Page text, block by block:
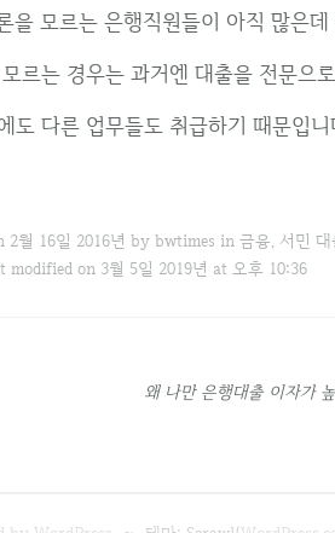
을 모르는 은행직원들이 아직 많은
르는 경우는 과거엔 대출을 전문으
도 다른 업무들도 취급하기 때문입니
2월 16일 2016년 by bwtimes in 금융, 서민 대
modified on 3월 5일 2019년 at 오후 10:36
왜 나만 은행대출 이자가